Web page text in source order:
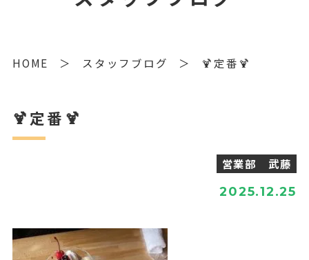
HOME スタッフブログ 🍹定番🍹
🍹定番🍹
営業部 武藤
2025.12.25